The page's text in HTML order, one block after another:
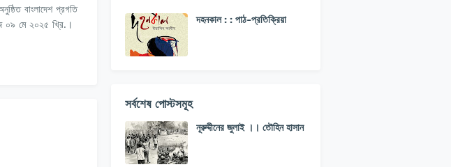
বাংলাদেশ প্রগতি
০৯ মে ২০২৫ খ্রি.।
দহনকাল : : পাঠ-প্রতিক্রিয়া
সর্বশেষ পোস্টসমূহ
নূরুদ্দীনের জুলাই ।। তৌহিন হাসান